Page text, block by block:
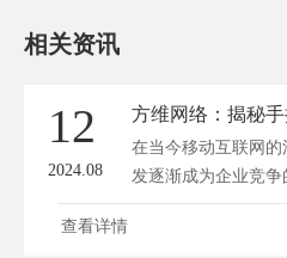
相关资讯
12
2024.08
在当今移动互联网
发逐渐成为企业竞
为...
查看详情